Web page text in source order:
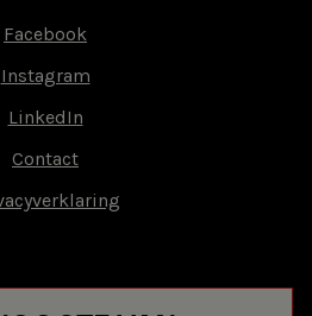
Facebook
Instagram
LinkedIn
Contact